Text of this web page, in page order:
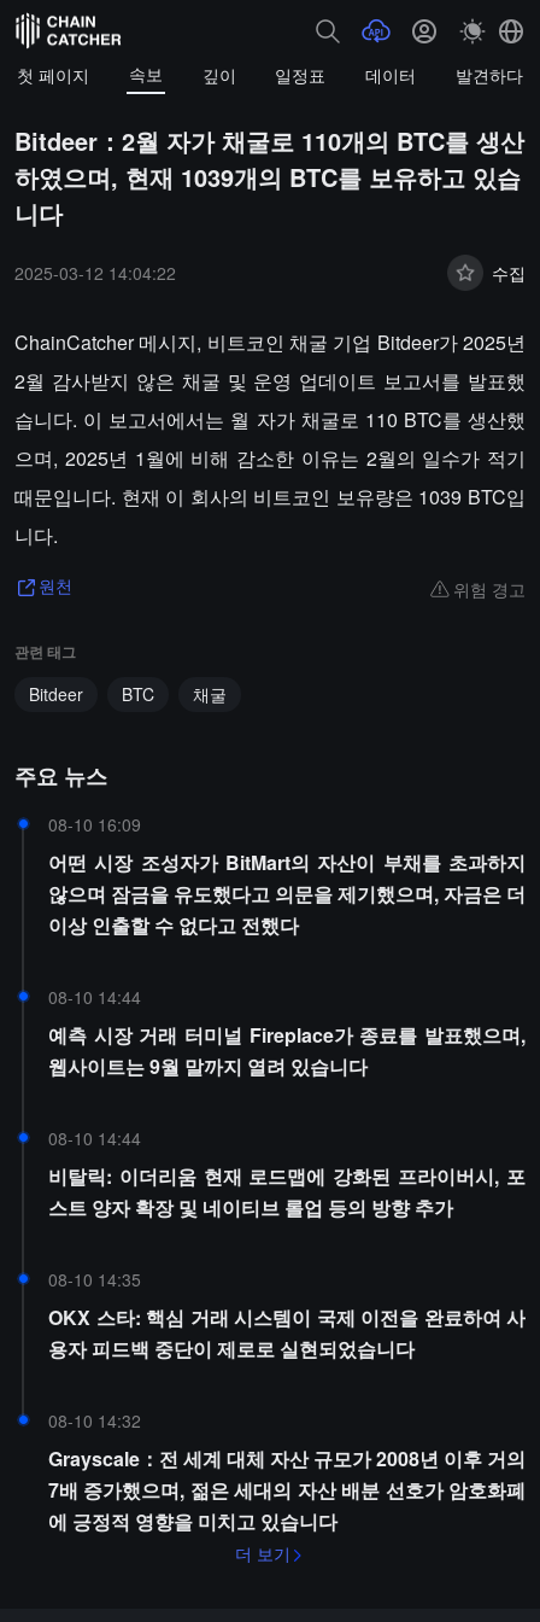
첫 페이지 속보 깊이 일정표 데이터 발견하다
Bitdeer：2월 자가 채굴로 110개의 BTC를 생산
하였으며, 현재 1039개의 BTC를 보유하고 있습
니다
2025-03-12 14:04:22 수집
ChainCatcher 메시지, 비트코인 채굴 기업 Bitdeer가 2025년
2월 감사받지 않은 채굴 및 운영 업데이트 보고서를 발표했
습니다. 이 보고서에서는 월 자가 채굴로 110 BTC를 생산했
으며, 2025년 1월에 비해 감소한 이유는 2월의 일수가 적기
때문입니다. 현재 이 회사의 비트코인 보유량은 1039 BTC입
니다.
원천 위험 경고
관련 태그
Bitdeer BTC 채굴
주요 뉴스
08-10 16:09
어떤 시장 조성자가 BitMart의 자산이 부채를 초과하지
않으며 잠금을 유도했다고 의문을 제기했으며, 자금은 더
이상 인출할 수 없다고 전했다
08-10 14:44
예측 시장 거래 터미널 Fireplace가 종료를 발표했으며,
웹사이트는 9월 말까지 열려 있습니다
08-10 14:44
비탈릭: 이더리움 현재 로드맵에 강화된 프라이버시, 포
스트 양자 확장 및 네이티브 롤업 등의 방향 추가
08-10 14:35
OKX 스타: 핵심 거래 시스템이 국제 이전을 완료하여 사
용자 피드백 중단이 제로로 실현되었습니다
08-10 14:32
Grayscale：전 세계 대체 자산 규모가 2008년 이후 거의
7배 증가했으며, 젊은 세대의 자산 배분 선호가 암호화폐
에 긍정적 영향을 미치고 있습니다
더 보기